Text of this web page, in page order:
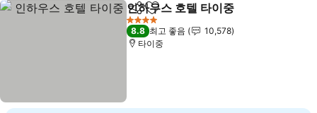
공유 즐겨찾기에 추가
인하우스 호텔 타이중
4 성급
8.8 최고 좋음
10,578
타이중